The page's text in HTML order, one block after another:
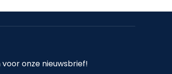
voor onze nieuwsbrief!